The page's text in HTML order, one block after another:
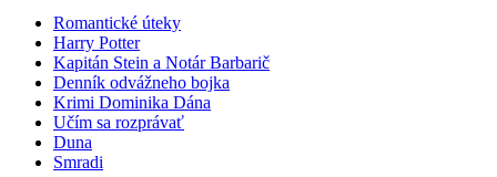
Romantické úteky
Harry Potter
Kapitán Stein a Notár Barbarič
Denník odvážneho bojka
Krimi Dominika Dána
Učím sa rozprávať
Duna
Smradi